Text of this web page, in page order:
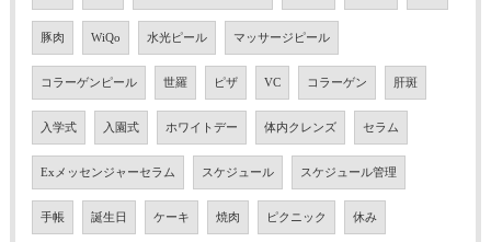
豚肉 WiQo 水光ピール マッサージピール
コラーゲンピール 世羅 ピザ VC コラーゲン 肝斑
入学式 入園式 ホワイトデー 体内クレンズ セラム
Exメッセンジャーセラム スケジュール スケジュール管理
手帳 誕生日 ケーキ 焼肉 ピクニック 休み